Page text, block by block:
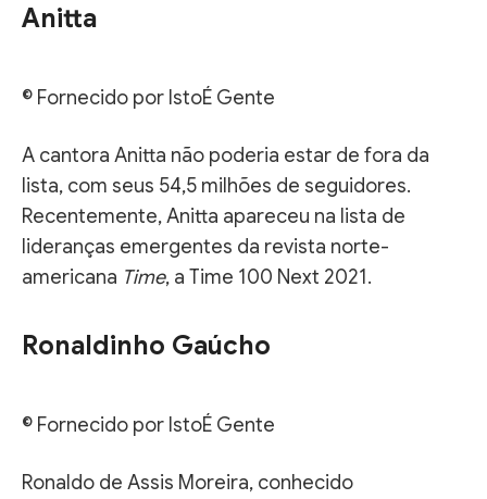
Anitta
© Fornecido por IstoÉ Gente
A cantora Anitta não poderia estar de fora da
lista, com seus 54,5 milhões de seguidores.
Recentemente, Anitta apareceu na lista de
lideranças emergentes da revista norte-
americana Time, a Time 100 Next 2021.
Ronaldinho Gaúcho
© Fornecido por IstoÉ Gente
Ronaldo de Assis Moreira, conhecido